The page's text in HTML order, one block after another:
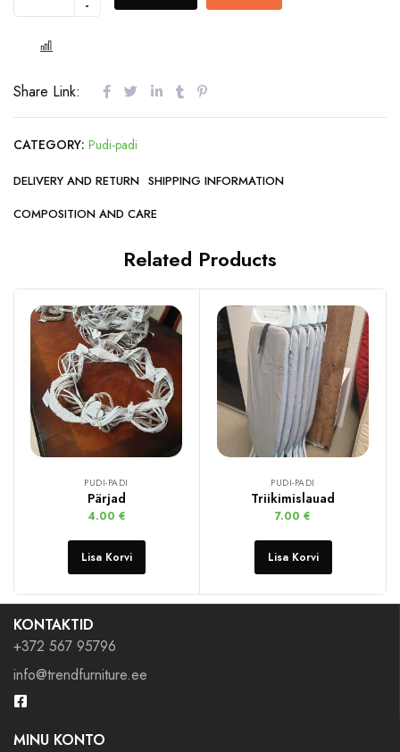
Share Link:
CATEGORY: Pudi-padi
DELIVERY AND RETURN SHIPPING INFORMATION
COMPOSITION AND CARE
Related Products
PUDI-PADI
Pärjad
4.00 €
Lisa Korvi
PUDI-PADI
Triikimislauad
7.00 €
Lisa Korvi
KONTAKTID
+372 567 95796
info@trendfurniture.ee
MINU KONTO